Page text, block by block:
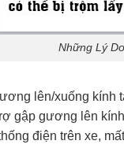
Những Lý
lên/xuống kính
gập gương lên
điện trên xe,